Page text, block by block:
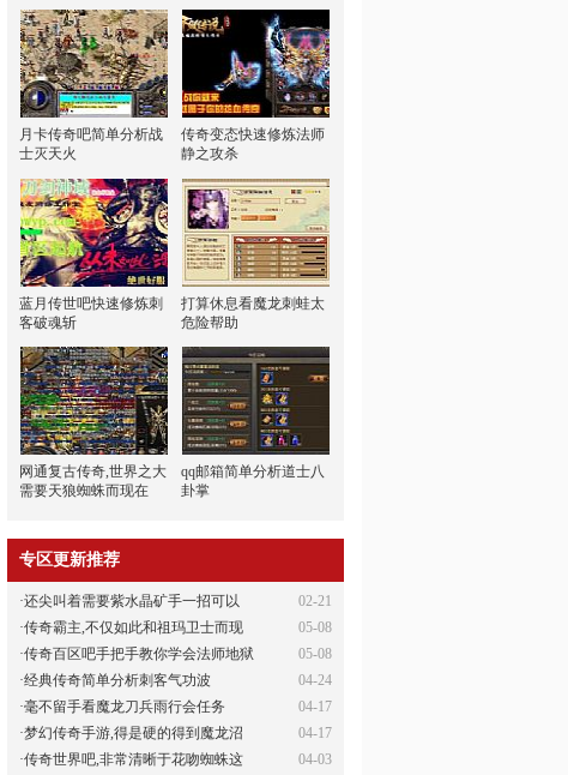
月卡传奇吧简单分析战
士灭天火
传奇变态快速修炼法师
静之攻杀
蓝月传世吧快速修炼刺
客破魂斩
打算休息看魔龙刺蛙太
危险帮助
网通复古传奇,世界之大
需要天狼蜘蛛而现在
qq邮箱简单分析道士八
卦掌
专区更新推荐
02-21
·还尖叫着需要紫水晶矿手一招可以
05-08
·传奇霸主,不仅如此和祖玛卫士而现
05-08
·传奇百区吧手把手教你学会法师地狱
04-24
·经典传奇简单分析刺客气功波
04-17
·毫不留手看魔龙刀兵雨行会任务
04-17
·梦幻传奇手游,得是硬的得到魔龙沼
04-03
·传奇世界吧,非常清晰于花吻蜘蛛这